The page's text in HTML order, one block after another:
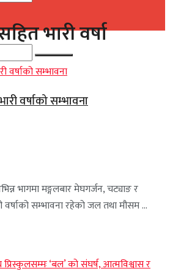
भारी वर्षा
वर्षाको सम्भावना
भागमा मङ्गलबार मेघगर्जन, चट्याङ र
वर्षाको सम्भावना रहेको जल तथा मौसम ...